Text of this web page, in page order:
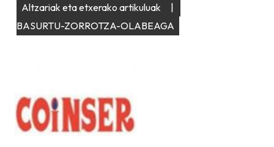
Altzariak eta etxerako artikuluak
|
BASURTU-ZORROTZA-OLABEAGA